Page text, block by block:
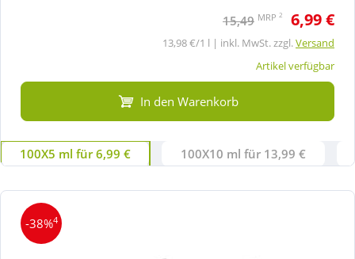
15,49 MRP 2 6,99 €
13,98 €/1 l | inkl. MwSt. zzgl.Versand
Artikel verfügbar
In den Warenkorb
100X5 ml für 6,99 € 100X10 ml für 13,99 €
-38%4